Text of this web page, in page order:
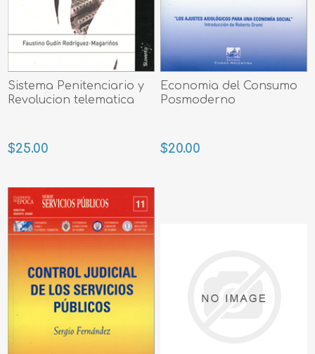
Sistema Penitenciario y
Revolucion telematica
$25.00
Economia del Consumo
Posmoderno
$20.00